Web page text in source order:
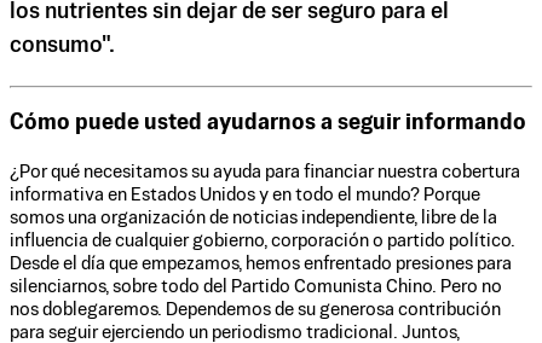
los nutrientes sin dejar de ser seguro para el
consumo".
Cómo puede usted ayudarnos a seguir informando
¿Por qué necesitamos su ayuda para financiar nuestra cobertura
informativa en Estados Unidos y en todo el mundo? Porque
somos una organización de noticias independiente, libre de la
influencia de cualquier gobierno, corporación o partido político.
Desde el día que empezamos, hemos enfrentado presiones para
silenciarnos, sobre todo del Partido Comunista Chino. Pero no
nos doblegaremos. Dependemos de su generosa contribución
para seguir ejerciendo un periodismo tradicional. Juntos,